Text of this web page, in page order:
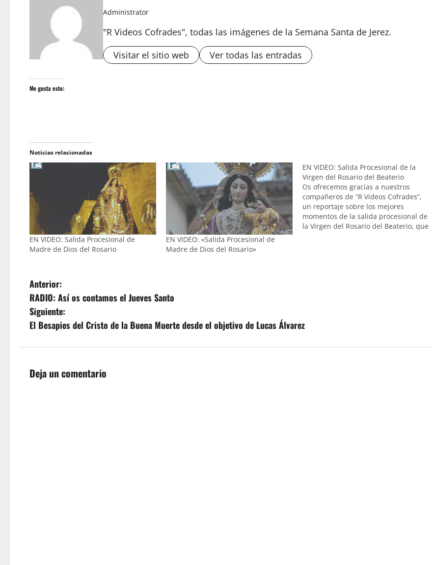
Administrator
"R Videos Cofrades", todas las imágenes de la Semana Santa de Jerez.
Visitar el sitio web
Ver todas las entradas
Me gusta esto:
Noticias relacionadas
EN VIDEO: Salida Procesional de
Madre de Dios del Rosario
EN VIDEO: «Salida Procesional de
Madre de Dios del Rosario»
EN VIDEO: Salida Procesional de la
Virgen del Rosario del Beaterio
Os ofrecemos gracias a nuestros
compañeros de “R Videos Cofrades”,
un reportaje sobre los mejores
momentos de la salida procesional de
la Virgen del Rosario del Beaterio, que
N
a
v
g
Anterior:
RADIO: Así os contamos el Jueves Santo
Siguiente:
El Besapies del Cristo de la Buena Muerte desde el objetivo de Lucas Álvarez
Deja un comentario